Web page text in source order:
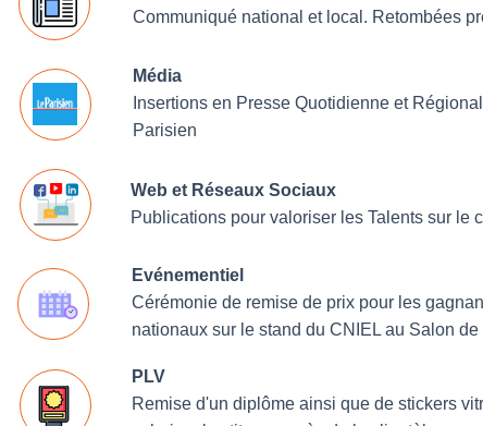
Communiqué national et local. Retombées
Média
Insertions en Presse Quotidienne et
Parisien
Web et Réseaux Sociaux
Publications pour valoriser les Talents sur le
Evénementiel
Cérémonie de remise de prix pour les
nationaux sur le stand du CNIEL au Salon
PLV
Remise d'un diplôme ainsi que de stickers